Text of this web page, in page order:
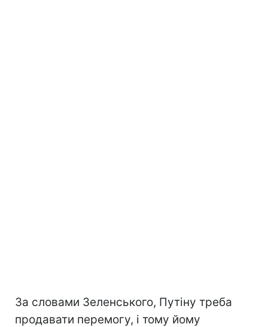
За словами Зеленського, Путіну треба
продавати перемогу, і тому йому